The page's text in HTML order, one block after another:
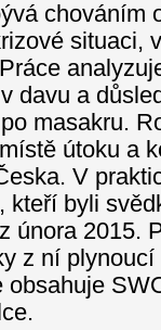
chováním
situaci,
davu a
masakru.
útoku a
V
kteří byli
února 2015.
z ní
obsahuje